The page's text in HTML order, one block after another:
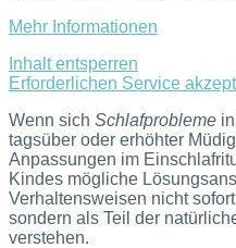
Mehr Informationen
Inhalt entsperren
Erforderlichen Service
Wenn sich Schlafprobleme
tagsüber oder erhöhter
Anpassungen im
Kindes mögliche
Verhaltensweisen nicht
sondern als Teil der
verstehen.